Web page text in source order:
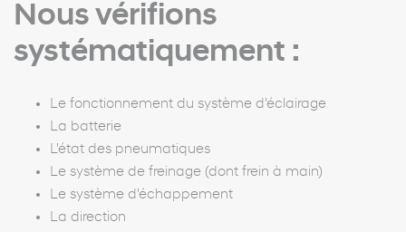
Nous vérifions
systématiquement :
Le fonctionnement du système d'éclairage
La batterie
L'état des pneumatiques
Le système de freinage (dont frein à main)
Le système d'échappement
La direction